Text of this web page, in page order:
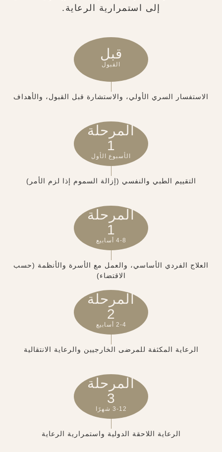
إلى استمرارية الرعاية.
قبل
القبول
الاستفسار السري الأولي، والاستشارة قبل القبول، والأهداف
المرحلة
1
الأسبوع الأول
التقييم الطبي والنفسي (إزالة السموم إذا لزم الأمر)
المرحلة
1
4-8 أسابيع
العلاج الفردي الأساسي، والعمل مع الأسرة والأنظمة (حسب
الاقتضاء)
المرحلة
2
2-4 أسابيع
الرعاية المكثفة للمرضى الخارجيين والرعاية الانتقالية
المرحلة
3
3-12 شهرًا
الرعاية اللاحقة الدولية واستمرارية الرعاية